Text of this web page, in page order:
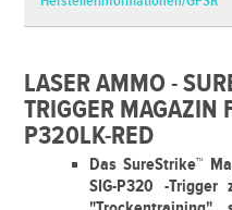
LASER AMMO -
TRIGGER MAGAZIN
P320LK-RED
Das SureStrike™
SIG-P320 -